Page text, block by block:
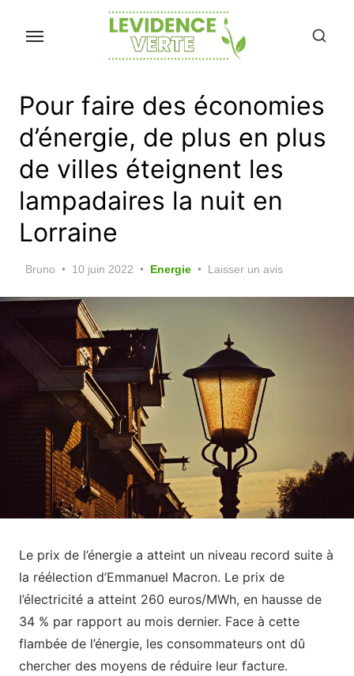
Pour faire des économies
d’énergie, de plus en plus
de villes éteignent les
lampadaires la nuit en
Lorraine
Bruno
Posted
10 juin 2022 Energie Laisser un avis
Le prix de l’énergie a atteint un niveau record suite à
la réélection d’Emmanuel Macron. Le prix de
l’électricité a atteint 260 euros/MWh, en hausse de
34 % par rapport au mois dernier. Face à cette
flambée de l’énergie, les consommateurs ont dû
chercher des moyens de réduire leur facture.